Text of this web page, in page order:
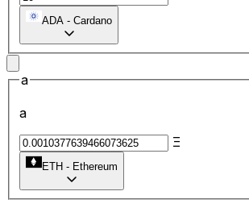
ADA - Cardano
a
a
Ξ
ETH - Ethereum